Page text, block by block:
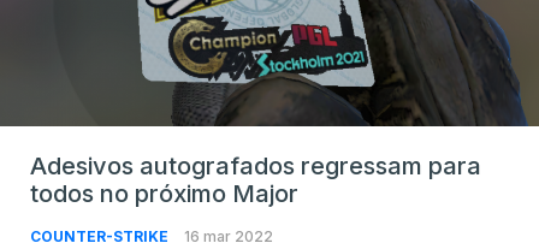
Adesivos autografados regressam para
todos no próximo Major
COUNTER-STRIKE 16 mar 2022